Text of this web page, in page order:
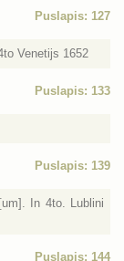
Puslapis: 127
Venetijs 1652
Puslapis: 133
Puslapis: 139
In 4to. Lublini
Puslapis: 144